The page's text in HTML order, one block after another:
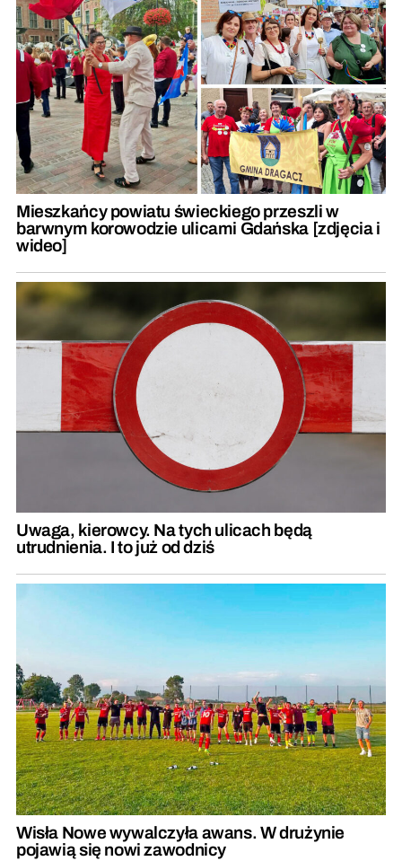
Mieszkańcy powiatu świeckiego przeszli w
barwnym korowodzie ulicami Gdańska [zdjęcia i
wideo]
Uwaga, kierowcy. Na tych ulicach będą
utrudnienia. I to już od dziś
Wisła Nowe wywalczyła awans. W drużynie
pojawią się nowi zawodnicy